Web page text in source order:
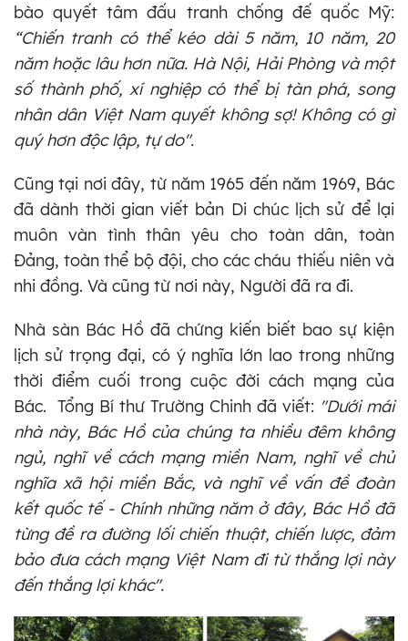
bào quyết tâm đấu tranh chống đế quốc Mỹ:
“Chiến tranh có thể kéo dài 5 năm, 10 năm, 20
năm hoặc lâu hơn nữa. Hà Nội, Hải Phòng và một
số thành phố, xí nghiệp có thể bị tàn phá, song
nhân dân Việt Nam quyết không sợ! Không có gì
quý hơn độc lập, tự do".
Cũng tại nơi đây, từ năm 1965 đến năm 1969, Bác
đã dành thời gian viết bản Di chúc lịch sử để lại
muôn vàn tình thân yêu cho toàn dân, toàn
Đảng, toàn thể bộ đội, cho các cháu thiếu niên và
nhi đồng. Và cũng từ nơi này, Người đã ra đi.
Nhà sàn Bác Hồ đã chứng kiến biết bao sự kiện
lịch sử trọng đại, có ý nghĩa lớn lao trong những
thời điểm cuối trong cuộc đời cách mạng của
Bác. Tổng Bí thư Trường Chinh đã viết: "Dưới mái
nhà này, Bác Hồ của chúng ta nhiều đêm không
ngủ, nghĩ về cách mạng miền Nam, nghĩ về chủ
nghĩa xã hội miền Bắc, và nghĩ về vấn đề đoàn
kết quốc tế - Chính những năm ở đây, Bác Hồ đã
từng đề ra đường lối chiến thuật, chiến lược, đảm
bảo đưa cách mạng Việt Nam đi từ thắng lợi này
đến thắng lợi khác".